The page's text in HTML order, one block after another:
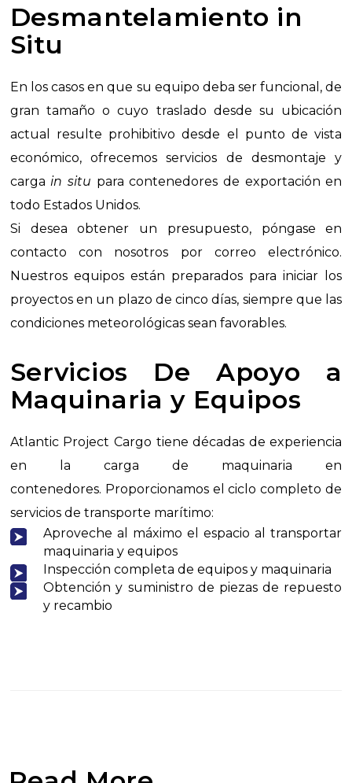
Desmantelamiento in
Situ
En los casos en que su equipo deba ser funcional, de
gran tamaño o cuyo traslado desde su ubicación
actual resulte prohibitivo desde el punto de vista
económico, ofrecemos servicios de desmontaje y
carga in situ para contenedores de exportación en
todo Estados Unidos.
Si deseaobtener un presupuesto, póngase en
contacto con nosotros por correo electrónico.
Nuestros equipos están preparados para iniciar los
proyectos en un plazo de cinco días, siempre que las
condiciones meteorológicas sean favorables.
Servicios De Apoyo a
Maquinaria y Equipos
Atlantic Project Cargo tiene décadas de experiencia
en la carga de maquinaria en
contenedores. Proporcionamos el ciclo completo de
servicios de transporte marítimo:
Aproveche al máximo el espacio al transportar
maquinaria y equipos
Inspección completa de equipos y maquinaria
Obtención y suministro de piezas de repuesto
y recambio